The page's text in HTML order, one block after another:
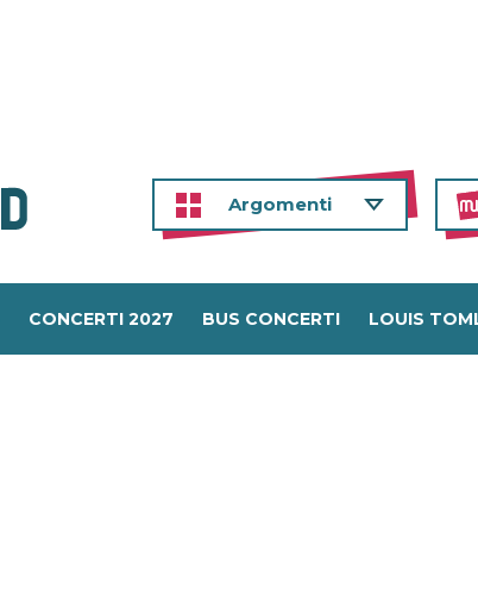
Argomenti
CONCERTI 2027 BUS CONCERTI LOUIS